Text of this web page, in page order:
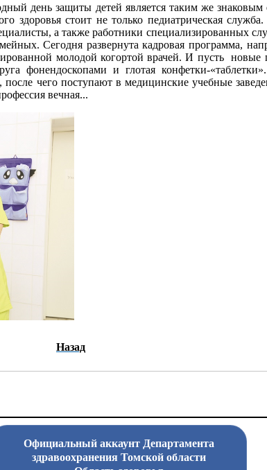
день защиты детей является таким же знаковым
здоровья стоит не только педиатрическая
а также работники специализированных
Сегодня развернута кадровая программа,
молодой когортой врачей. И пусть
новые
фонендоскопами и глотая конфетки-«таблетки».
чего поступают в медицинские учебные
вечная...
Назад
Официальный аккаунт Департамента
здравоохранения Томской области